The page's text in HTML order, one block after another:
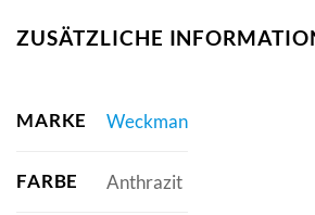
ZUSÄTZLICHE
MARKE Weckman
FARBE Anthrazit